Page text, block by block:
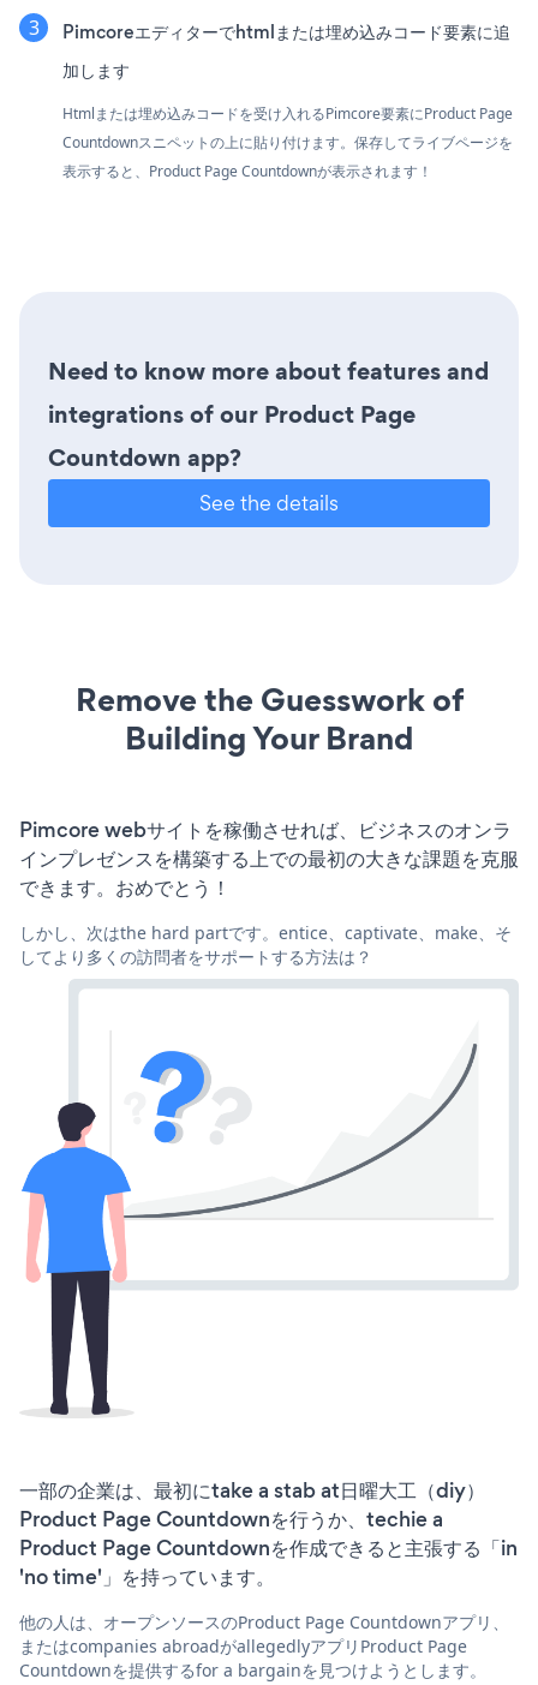
Pimcoreエディターでhtmlまたは埋め込みコード要素に追
加します
Htmlまたは埋め込みコードを受け入れるPimcore要素にProduct Page
Countdownスニペットの上に貼り付けます。保存してライブページを
表示すると、Product Page Countdownが表示されます！
Need to know more about features and
integrations of our Product Page
Countdown app?
See the details
Remove the Guesswork of
Building Your Brand
Pimcore webサイトを稼働させれば、ビジネスのオンラ
インプレゼンスを構築する上での最初の大きな課題を克服
できます。おめでとう！
しかし、次はthe hard partです。entice、captivate、make、そ
してより多くの訪問者をサポートする方法は？
一部の企業は、最初にtake a stab at日曜大工（diy）
Product Page Countdownを行うか、techie a
Product Page Countdownを作成できると主張する「in
'no time'」を持っています。
他の人は、オープンソースのProduct Page Countdownアプリ、
またはcompanies abroadがallegedlyアプリProduct Page
Countdownを提供するfor a bargainを見つけようとします。